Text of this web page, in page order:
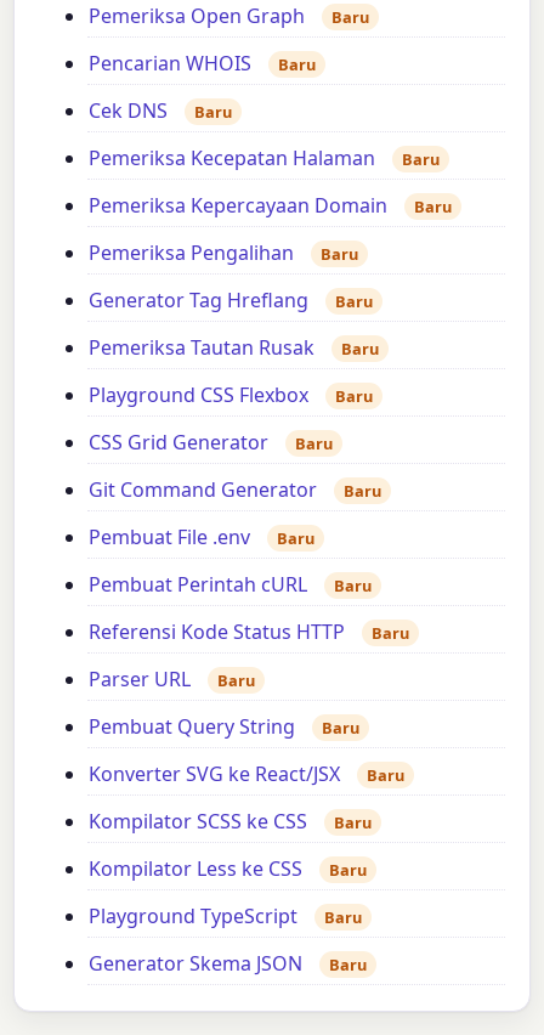
Pemeriksa Open Graph Baru
Pencarian WHOIS Baru
Cek DNS Baru
Pemeriksa Kecepatan Halaman Baru
Pemeriksa Kepercayaan Domain Baru
Pemeriksa Pengalihan Baru
Generator Tag Hreflang Baru
Pemeriksa Tautan Rusak Baru
Playground CSS Flexbox Baru
CSS Grid Generator Baru
Git Command Generator Baru
Pembuat File .env Baru
Pembuat Perintah cURL Baru
Referensi Kode Status HTTP Baru
Parser URL Baru
Pembuat Query String Baru
Konverter SVG ke React/JSX Baru
Kompilator SCSS ke CSS Baru
Kompilator Less ke CSS Baru
Playground TypeScript Baru
Generator Skema JSON Baru